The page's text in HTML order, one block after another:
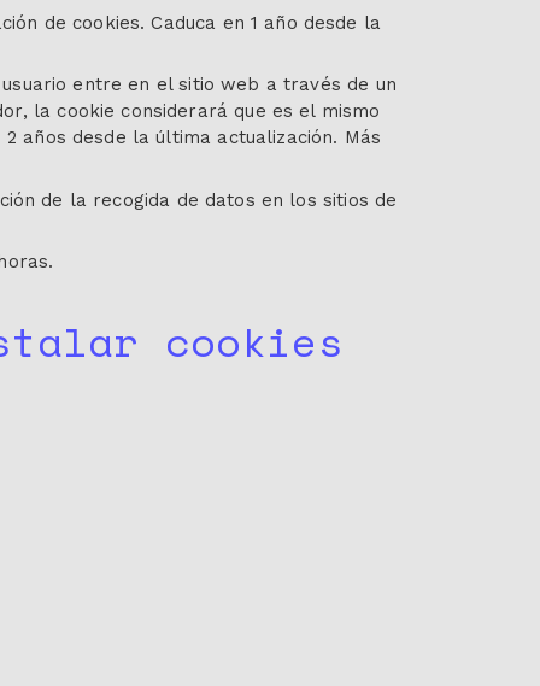
de cookies. Caduca en 1 año desde la
entre en el sitio web a través de un
la cookie considerará que es el mismo
años desde la última actualización. Más
de la recogida de datos en los sitios de
cookies